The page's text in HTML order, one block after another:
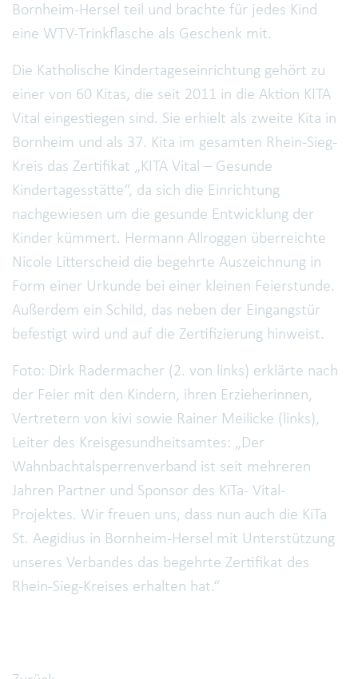
Bornheim-Hersel teil und brachte für jedes Kind
eine WTV-Trinkflasche als Geschenk mit.
Die Katholische Kindertageseinrichtung gehört zu
einer von 60 Kitas, die seit 2011 in die Aktion KITA
Vital eingestiegen sind. Sie erhielt als zweite Kita in
Bornheim und als 37. Kita im gesamten Rhein-Sieg-
Kreis das Zertifikat „KITA Vital – Gesunde
Kindertagesstätte“, da sich die Einrichtung
nachgewiesen um die gesunde Entwicklung der
Kinder kümmert. Hermann Allroggen überreichte
Nicole Litterscheid die begehrte Auszeichnung in
Form einer Urkunde bei einer kleinen Feierstunde.
Außerdem ein Schild, das neben der Eingangstür
befestigt wird und auf die Zertifizierung hinweist.
Foto: Dirk Radermacher (2. von links) erklärte nach
der Feier mit den Kindern, ihren Erzieherinnen,
Vertretern von kivi sowie Rainer Meilicke (links),
Leiter des Kreisgesundheitsamtes: „Der
Wahnbachtalsperrenverband ist seit mehreren
Jahren Partner und Sponsor des KiTa- Vital-
Projektes. Wir freuen uns, dass nun auch die KiTa
St. Aegidius in Bornheim-Hersel mit Unterstützung
unseres Verbandes das begehrte Zertifikat des
Rhein-Sieg-Kreises erhalten hat.“